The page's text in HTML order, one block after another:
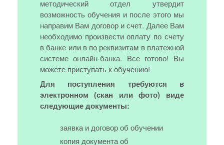
методический отдел утвердит
возможность обучения и после этого мы
направим Вам договор и счет. Далее Вам
необходимо произвести оплату по счету
в банке или в по реквизитам в платежной
системе онлайн-банка. Все готово! Вы
можете приступать к обучению!
Для поступления требуются в
электронном (скан или фото) виде
следующие документы:
заявка и договор об обучении
копия документа об